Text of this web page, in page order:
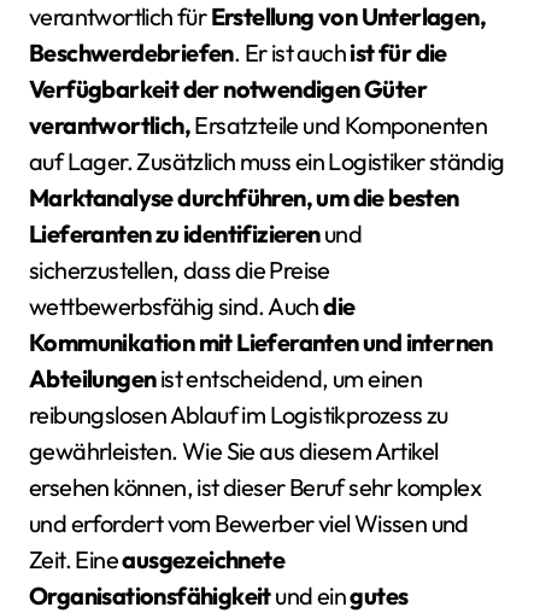
verantwortlich fürErstellung von Unterlagen,
Beschwerdebriefen. Er ist auchist für die
Verfügbarkeit der notwendigen Güter
verantwortlich,Ersatzteile und Komponenten
auf Lager. Zusätzlich muss ein Logistiker ständig
Marktanalyse durchführen, um die besten
Lieferanten zu identifizierenund
sicherzustellen, dass die Preise
wettbewerbsfähig sind. Auchdie
Kommunikation mit Lieferanten und internen
Abteilungenist entscheidend, um einen
reibungslosen Ablauf im Logistikprozess zu
gewährleisten. Wie Sie aus diesem Artikel
ersehen können, ist dieser Beruf sehr komplex
und erfordert vom Bewerber viel Wissen und
Zeit. Eineausgezeichnete
Organisationsfähigkeitund eingutes